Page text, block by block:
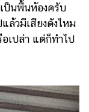
นพื้นห้องครับ
แล้วมีเสียงดังไหม
เปล่า แต่ก็ทำไป